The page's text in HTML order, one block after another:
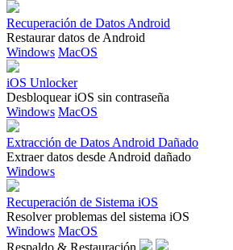
Recuperación de Datos Android
Restaurar datos de Android
Windows MacOS
iOS Unlocker
Desbloquear iOS sin contraseña
Windows MacOS
Extracción de Datos Android Dañado
Extraer datos desde Android dañado
Windows
Recuperación de Sistema iOS
Resolver problemas del sistema iOS
Windows MacOS
Respaldo & Restauración